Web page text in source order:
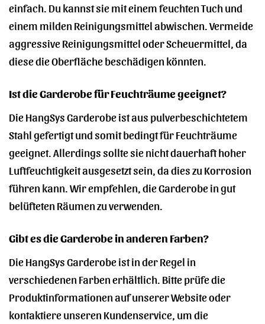
einfach. Du kannst sie mit einem feuchten Tuch und
einem milden Reinigungsmittel abwischen. Vermeide
aggressive Reinigungsmittel oder Scheuermittel, da
diese die Oberfläche beschädigen könnten.
Ist die Garderobe für Feuchträume geeignet?
Die HangSys Garderobe ist aus pulverbeschichtetem
Stahl gefertigt und somit bedingt für Feuchträume
geeignet. Allerdings sollte sie nicht dauerhaft hoher
Luftfeuchtigkeit ausgesetzt sein, da dies zu Korrosion
führen kann. Wir empfehlen, die Garderobe in gut
belüfteten Räumen zu verwenden.
Gibt es die Garderobe in anderen Farben?
Die HangSys Garderobe ist in der Regel in
verschiedenen Farben erhältlich. Bitte prüfe die
Produktinformationen auf unserer Website oder
kontaktiere unseren Kundenservice, um die